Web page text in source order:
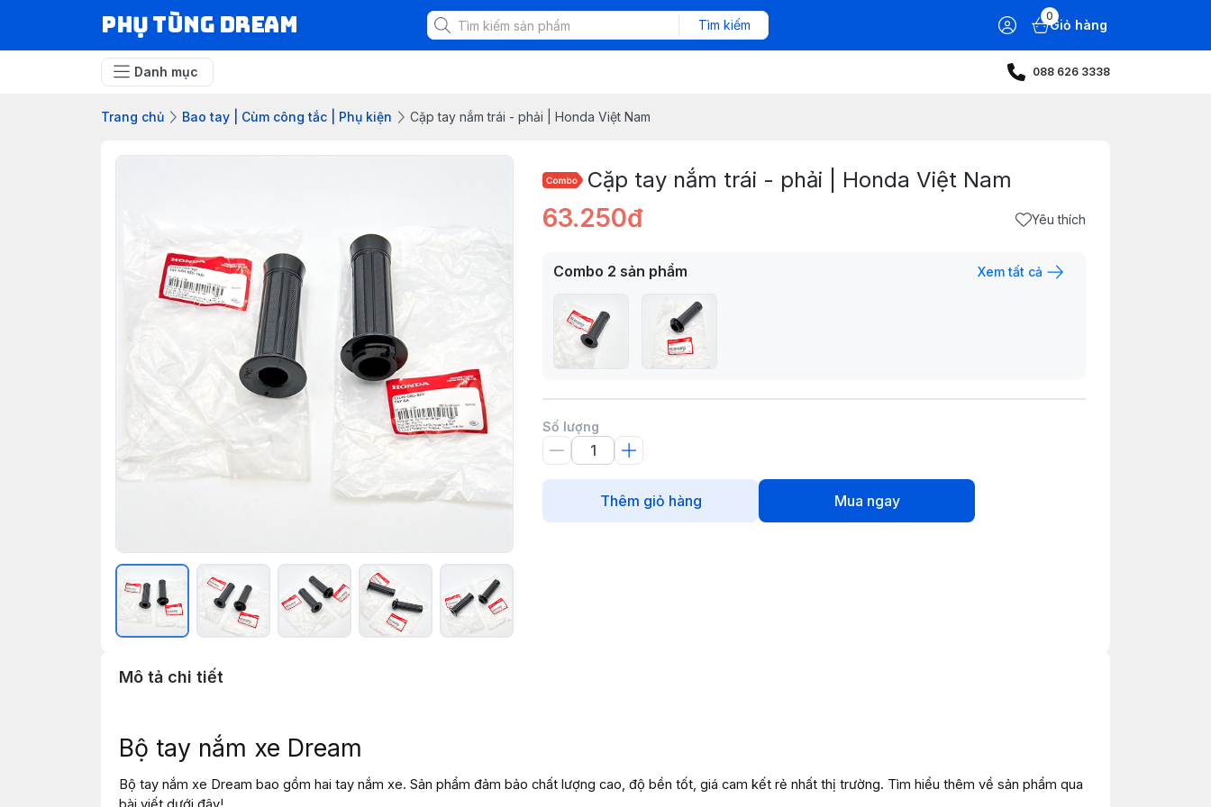
Phụ Tùng Dream Tìm kiếm
0
Giỏ hàng
Danh mục 088 626 3338
Trang chủ Bao tay | Cùm công tắc | Phụ kiện Cặp tay nắm trái - phải | Honda Việt Nam
Cặp tay nắm trái - phải | Honda Việt Nam
63.250đ Yêu thích
Combo 2 sản phẩm Xem tất cả
Số lượng
Thêm giỏ hàng Mua ngay
Mô tả chi tiết
Bộ tay nắm xe Dream
Bộ tay nắm xe Dream bao gồm hai tay nắm xe. Sản phẩm đảm bảo chất lượng cao, độ bền tốt, giá cam kết rẻ nhất thị trường. Tìm hiểu thêm về sản phẩm qua